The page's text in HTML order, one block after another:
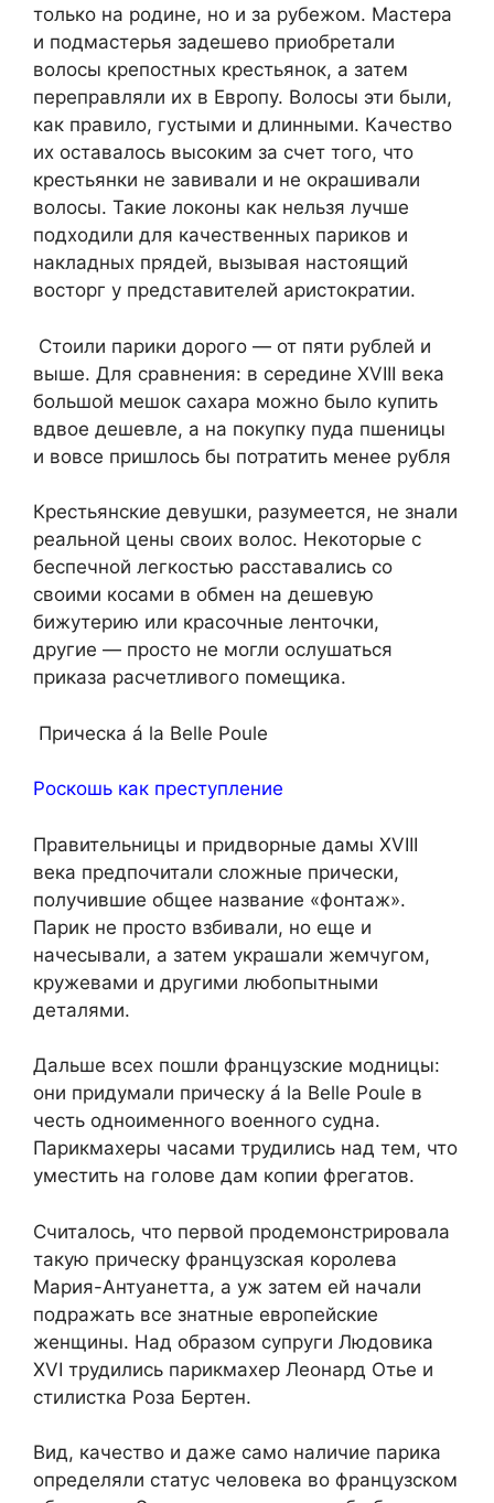
только на родине, но и за рубежом. Мастера
и подмастерья задешево приобретали
волосы крепостных крестьянок, а затем
переправляли их в Европу. Волосы эти были,
как правило, густыми и длинными. Качество
их оставалось высоким за счет того, что
крестьянки не завивали и не окрашивали
волосы. Такие локоны как нельзя лучше
подходили для качественных париков и
накладных прядей, вызывая настоящий
восторг у представителей аристократии.
Стоили парики дорого — от пяти рублей и
выше. Для сравнения: в середине XVIII века
большой мешок сахара можно было купить
вдвое дешевле, а на покупку пуда пшеницы
и вовсе пришлось бы потратить менее рубля
Крестьянские девушки, разумеется, не знали
реальной цены своих волос. Некоторые с
беспечной легкостью расставались со
своими косами в обмен на дешевую
бижутерию или красочные ленточки,
другие — просто не могли ослушаться
приказа расчетливого помещика.
Прическа á la Belle Poule
Роскошь как преступление
Правительницы и придворные дамы XVIII
века предпочитали сложные прически,
получившие общее название «фонтаж».
Парик не просто взбивали, но еще и
начесывали, а затем украшали жемчугом,
кружевами и другими любопытными
деталями.
Дальше всех пошли французские модницы:
они придумали прическу á la Belle Poule в
честь одноименного военного судна.
Парикмахеры часами трудились над тем, что
уместить на голове дам копии фрегатов.
Считалось, что первой продемонстрировала
такую прическу французская королева
Мария-Антуанетта, а уж затем ей начали
подражать все знатные европейские
женщины. Над образом супруги Людовика
XVI трудились парикмахер Леонард Отье и
стилистка Роза Бертен.
Вид, качество и даже само наличие парика
определяли статус человека во французском